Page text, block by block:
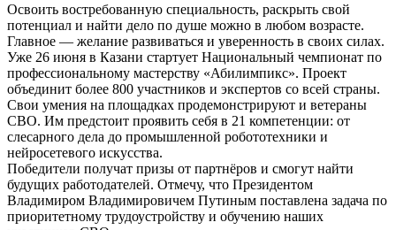
Освоить востребованную специальность, раскрыть свой
потенциал и найти дело по душе можно в любом возрасте.
Главное — желание развиваться и уверенность в своих силах.
Уже 26 июня в Казани стартует Национальный чемпионат по
профессиональному мастерству «Абилимпикс». Проект
объединит более 800 участников и экспертов со всей страны.
Свои умения на площадках продемонстрируют и ветераны
СВО. Им предстоит проявить себя в 21 компетенции: от
слесарного дела до промышленной робототехники и
нейросетевого искусства.
Победители получат призы от партнёров и смогут найти
будущих работодателей. Отмечу, что Президентом
Владимиром Владимировичем Путиным поставлена задача по
приоритетному трудоустройству и обучению наших